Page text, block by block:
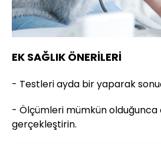
EK SAĞLIK ÖNERİLERİ
- Testleri ayda bir yaparak
- Ölçümleri mümkün olduğunca
gerçekleştirin.